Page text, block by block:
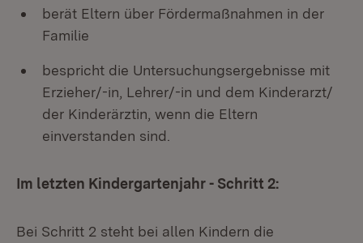
berät Eltern über Fördermaßnahmen in der
Familie
bespricht die Untersuchungsergebnisse mit
Erzieher/-in, Lehrer/-in und dem Kinderarzt/
der Kinderärztin, wenn die Eltern
einverstanden sind.
Im letzten Kindergartenjahr - Schritt 2:
Bei Schritt 2 steht bei allen Kindern die